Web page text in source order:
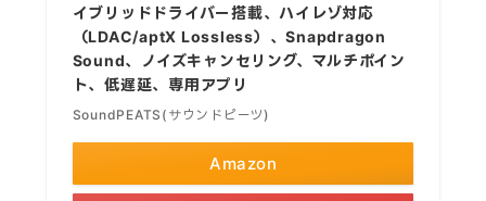
イブリッドドライバー搭載、ハイレゾ対応
（LDAC/aptX Lossless）、Snapdragon
Sound、ノイズキャンセリング、マルチポイン
ト、低遅延、専用アプリ
SoundPEATS(サウンドピーツ)
Amazon